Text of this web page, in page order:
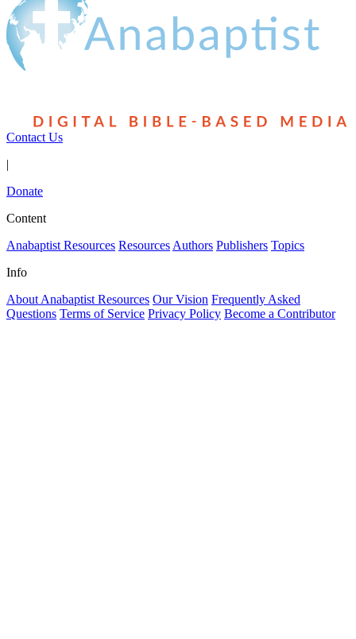
Contact Us
|
Donate
Content
Anabaptist Resources Resources Authors Publishers Topics
Info
About Anabaptist Resources Our Vision Frequently Asked
Questions Terms of Service Privacy Policy Become a Contributor